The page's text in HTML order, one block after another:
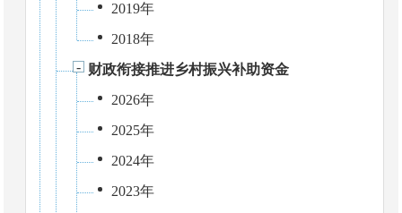
2019年
2018年
财政衔接推进乡村振兴补助资金
2026年
2025年
2024年
2023年